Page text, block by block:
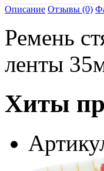
Описание Отзывы (0)
Ремень
ленты
Хиты